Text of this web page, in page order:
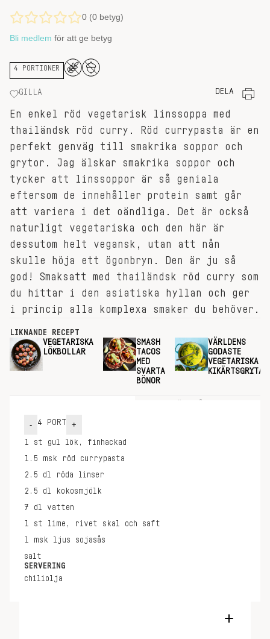
0 (0 betyg)
Bli medlem för att ge betyg
4 PORTIONER
GILLA DELA
En enkel röd vegetarisk linssoppa med
thailändsk röd curry. Röd currypasta är en
perfekt genväg till smakrika soppor och
grytor. Jag älskar smakrika soppor och
tycker att linssoppor är så geniala
eftersom de innehåller protein samt går
att variera i det oändliga. Det är också
naturligt vegetariska och den här är
dessutom helt vegansk, utan att nån
skulle höja ett ögonbryn. Den är ju så
god! Smaksatt med thailändsk röd curry som
du hittar i den asiatiska hyllan och ger
i princip alla komplexa smaker du behöver.
LIKNANDE RECEPT
VEGETARISKA
LÖKBOLLAR
SMASH
TACOS
MED
SVARTA
BÖNOR
VÄRLDENS
GODASTE
VEGETARISKA
KIKÄRTSGRYTA
- 4 PORT +
1 st
gul lök, finhackad
1.5 msk
röd currypasta
2.5 dl
röda linser
2.5 dl
kokosmjölk
7 dl
vatten
1 st
lime, rivet skal och saft
1 msk
ljus sojasås
salt
SERVERING
chiliolja